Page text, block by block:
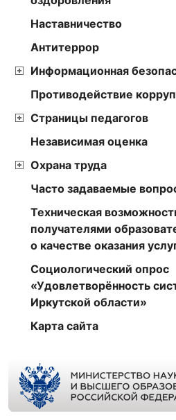
Наставничество
Антитеррор
Информационная
Противодействие
Страницы педагогов
Независимая оценка
Охрана труда
Часто задаваемые
Техническая
получателями
о качестве оказания
Социологический опрос
«Удовлетворённость
Иркутской области»
Карта сайта